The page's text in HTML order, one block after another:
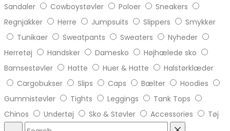
Sandaler
Cowboystøvler Poloer
Sneakers
Regnjakker
Herre Jumpsuits Slippers
Smykker
Tunikaer
Sweatpants Sweaters
Nyheder
Herretøj
Handsker Damesko
Højhælede sko
Bamsestøvler
Hatte Huer & Hatte
Halstørklæder
Cargobukser
Slips Caps Bælter
Hoodies
Gummistøvler
Tights Leggings
Tank Tops
Chinos
Undertøj Sko & Støvler Accessories Tøj